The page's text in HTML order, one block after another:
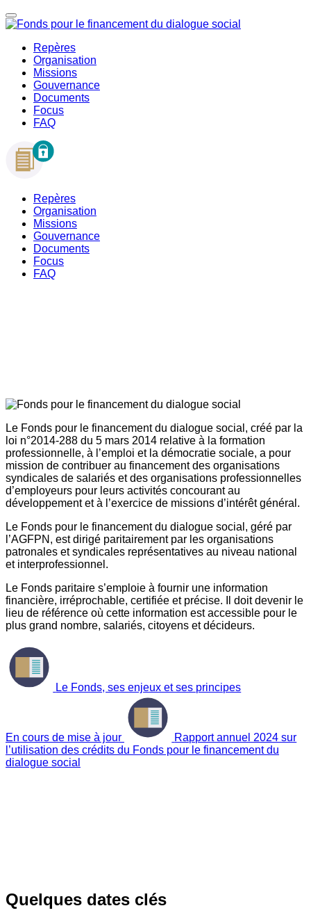
Repères
Organisation
Missions
Gouvernance
Documents
Focus
FAQ
Repères
Organisation
Missions
Gouvernance
Documents
Focus
FAQ
Le Fonds pour le financement du dialogue social, créé par la
loi n°2014-288 du 5 mars 2014 relative à la formation
professionnelle, à l’emploi et la démocratie sociale, a pour
mission de contribuer au financement des organisations
syndicales de salariés et des organisations professionnelles
d’employeurs pour leurs activités concourant au
développement et à l’exercice de missions d’intérêt général.
Le Fonds pour le financement du dialogue social, géré par
l’AGFPN, est dirigé paritairement par les organisations
patronales et syndicales représentatives au niveau national
et interprofessionnel.
Le Fonds paritaire s’emploie à fournir une information
financière, irréprochable, certifiée et précise. Il doit devenir le
lieu de référence où cette information est accessible pour le
plus grand nombre, salariés, citoyens et décideurs.
Le Fonds, ses enjeux et ses principes
En cours de mise à jour
Rapport annuel 2024 sur
l’utilisation des crédits du Fonds pour le financement du
dialogue social
Quelques dates clés